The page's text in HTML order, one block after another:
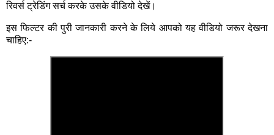
रिवर्स ट्रेडिंग सर्च करके उसके वीडियो देखें।
इस फिल्टर की पुरी जानकारी करने के लिये आपको यह वीडियो जरूर देखना
चाहिए:-